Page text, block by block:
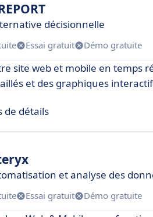
décisionnelle
Essai gratuit Démo gratuite
site web et mobile en temps
et des graphiques
de détails
et analyse des
Essai gratuit Démo gratuite